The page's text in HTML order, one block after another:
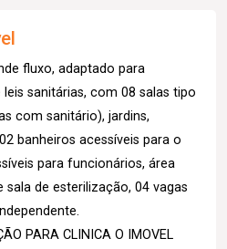
fluxo, adaptado para
sanitárias, com 08 salas tipo
com sanitário), jardins,
banheiros acessíveis para o
para funcionários, área
de esterilização, 04 vagas
PARA CLINICA O IMOVEL